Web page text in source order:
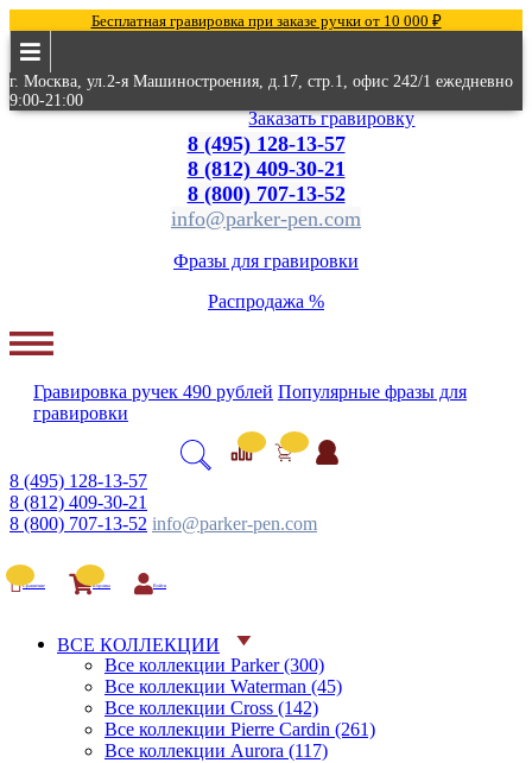
Бесплатная гравировка при заказе ручки от 10 000 ₽
г. Москва, ул.2-я Машиностроения, д.17, стр.1, офис 242/1 ежедневно
9:00-21:00
8 (495) 128-13-57
8 (812) 409-30-21
8 (800) 707-13-52
info@parker-pen.com
Фразы для гравировки
Распродажа %
Заказать гравировку
Гравировка ручек 490 рублей Популярные фразы для
гравировки
8 (495) 128-13-57
8 (812) 409-30-21
8 (800) 707-13-52 info@parker-pen.com
Сравнение Корзина Войти
ВСЕ КОЛЛЕКЦИИ
Все коллекции Parker (300)
Все коллекции Waterman (45)
Все коллекции Cross (142)
Все коллекции Pierre Cardin (261)
Все коллекции Aurora (117)